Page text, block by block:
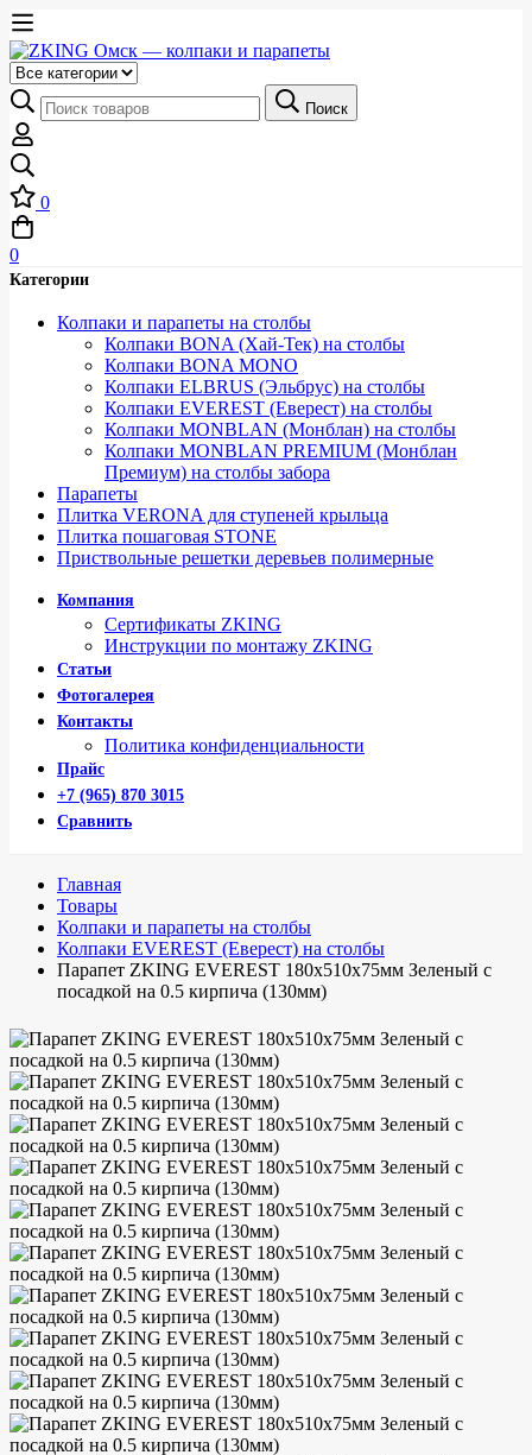
Выберите
категорию
Искать:
Поиск
0
0
Категории
Колпаки и парапеты на столбы
Колпаки BONA (Хай-Тек) на столбы
Колпаки BONA MONO
Колпаки ELBRUS (Эльбрус) на столбы
Колпаки EVEREST (Еверест) на столбы
Колпаки MONBLAN (Монблан) на столбы
Колпаки MONBLAN PREMIUM (Монблан
Премиум) на столбы забора
Парапеты
Плитка VERONA для ступеней крыльца
Плитка пошаговая STONE
Приствольные решетки деревьев полимерные
Компания
Сертификаты ZKING
Инструкции по монтажу ZKING
Статьи
Фотогалерея
Контакты
Политика конфиденциальности
Прайс
+7 (965) 870 3015
Сравнить
Главная
Товары
Колпаки и парапеты на столбы
Колпаки EVEREST (Еверест) на столбы
Парапет ZKING EVEREST 180х510х75мм Зеленый с
посадкой на 0.5 кирпича (130мм)